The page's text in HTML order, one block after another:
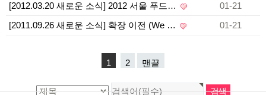
[2012.03.20 새로운 소식] 2012 서울 푸드…
01-21
[2011.09.26 새로운 소식] 확장 이전 (We …
01-21
1 2 맨끝